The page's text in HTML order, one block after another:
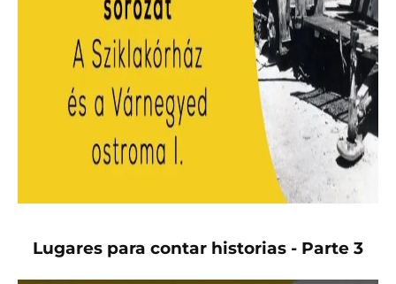
Lugares para contar historias - Parte 3